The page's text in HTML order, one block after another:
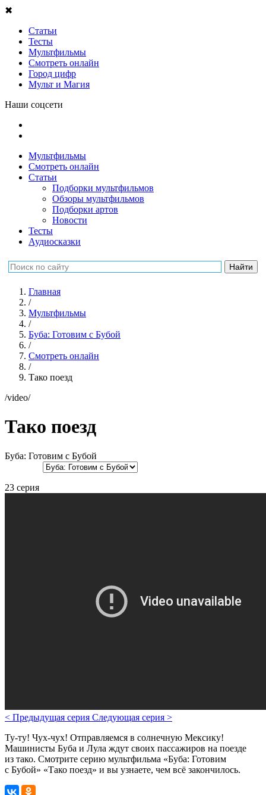
✖
Статьи
Тесты
Мультфильмы
Смотреть онлайн
Город цифр
Мульт и Магия
Наши соцсети
Мультфильмы
Смотреть онлайн
Статьи
Подборки мультфильмов
Обзоры мультфильмов
Подборки артов
Новости
Тесты
Аудиосказки
Главная
/
Мультфильмы
/
Буба: Готовим с Бубой
/
Смотреть онлайн
/
Тако поезд
/video/
Тако поезд
Буба: Готовим с Бубой
23 серия
< Предыдущая серия Следующая серия >
Ту-ту! Чух-чух! Отправляемся в солнечную Мексику!
Машинисты Буба и Лула ждут своих пассажиров на поезде
из тако. Смотрите серию мультфильма «Буба: Готовим
с Бубой» «Тако поезд» и вы узнаете, чем всё закончилось.